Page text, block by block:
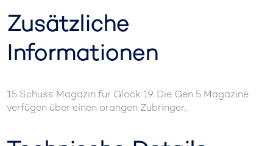
Zusätzliche
Informationen
15 Schuss Magazin für Glock 19. Die Gen 5 Magazine
verfügen über einen orangen Zubringer.